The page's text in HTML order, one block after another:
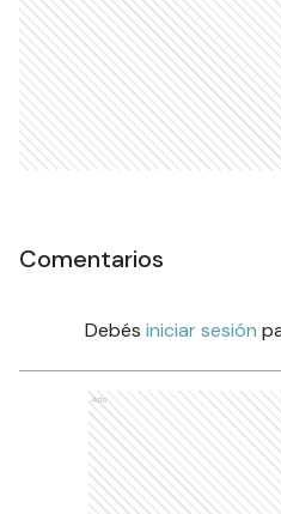
Comentarios
Debés iniciar sesión
Ads